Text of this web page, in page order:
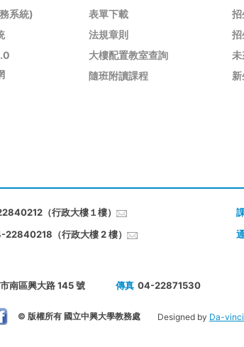
系統)
表單下載
法規章則
大樓配置教室查詢
隨班附讀課程
招
招
未
（行政大樓１樓）
22840218（行政大樓 2 樓）
南區興大路 145 號 傳真 04-22871530
© 版權所有 國立中興大學教務處 Designed by Da-vinci